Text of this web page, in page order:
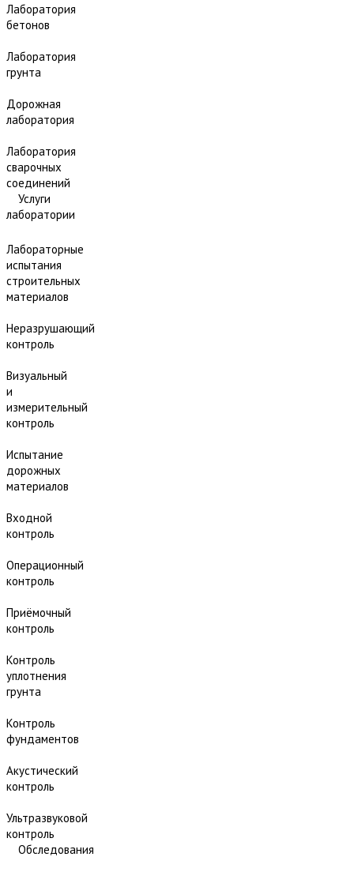
Лаборатория
бетонов
Лаборатория
грунта
Дорожная
лаборатория
Лаборатория
сварочных
соединений
Услуги
лаборатории
Лабораторные
испытания
строительных
материалов
Неразрушающий
контроль
Визуальный
и
измерительный
контроль
Испытание
дорожных
материалов
Входной
контроль
Операционный
контроль
Приёмочный
контроль
Контроль
уплотнения
грунта
Контроль
фундаментов
Акустический
контроль
Ультразвуковой
контроль
Обследования